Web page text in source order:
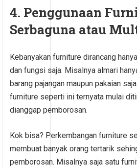
4. Penggunaan
Serbaguna atau
Kebanyakan furniture dirancang
dan fungsi saja. Misalnya almari
barang pajangan maupun pakaian
furniture seperti ini ternyata mulai
dianggap pemborosan.
Kok bisa? Perkembangan furniture
membuat banyak orang tertarik
pemborosan. Misalnya saja satu